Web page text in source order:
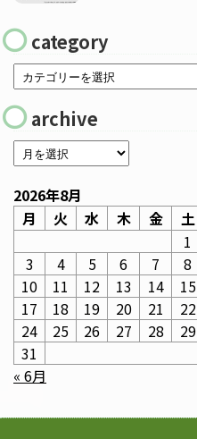
category
archive
2026年8月
月
火 水 木 金 土
1
3
4 5 6 7 8
10
11 12 13 14 15
17
18 19 20 21 22
24
25 26 27 28 29
31
« 6月